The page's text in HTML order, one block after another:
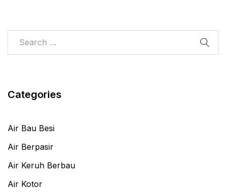
Categories
Air Bau Besi
Air Berpasir
Air Keruh Berbau
Air Kotor